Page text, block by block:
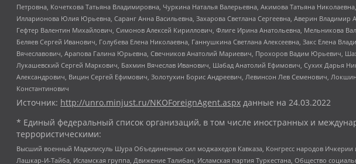
Петровна, Кочеткова Татьяна Владимировна, Чуркина Наталья Валерьевна, Акимова Татьяна
Илларионова Юлия Юрьевна, Саранг Анна Васильевна, Захарова Светлана Сергеевна, Аверин
Гефтер Валентин Михайлович, Симонов Алексей Кириллович, Флиге Ирина Анатольевна, Мельникова
Беляев Сергей Иванович, Голубева Елена Николаевна, Ганнушкина Светлана Алексеевна, Закс Елена
Вячеславович, Арапова Галина Юрьевна, Свечников Анатолий Мариевич, Прохоров Вадим Юрьевич,
Лукашевский Сергей Маркович, Бахмин Вячеслав Иванович, Шабад Анатолий Ефимович, Сухих Дарья
Александрович, Вицин Сергей Ефимович, Золотухин Борис Андреевич, Левинсон Лев Семенович,
Константинович
Источник: http://unro.minjust.ru/NKOForeignAgent.aspx данные на 24.03.2022
* Единый федеральный список организаций, в том числе иностранных и
террористическими:
Высший военный Маджлисуль Шура Объединенных сил моджахедов Кавказа, Конгресс народов Ичкерии
Лашкар-И-Тайба, Исламская группа, Движение Талибан, Исламская партия Туркестана, Общество